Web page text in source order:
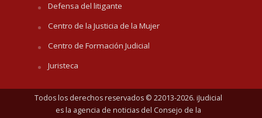
Defensa del litigante
Centro de la Justicia de la Mujer
Centro de Formación Judicial
Juristeca
Todos los derechos reservados © 22013-2026. iJudicial
es la agencia de noticias del Consejo de la